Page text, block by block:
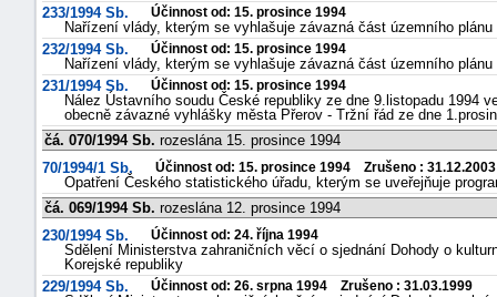
233/1994 Sb.
Účinnost od: 15. prosince 1994
Nařízení vlády, kterým se vyhlašuje závazná část územního
232/1994 Sb.
Účinnost od: 15. prosince 1994
Nařízení vlády, kterým se vyhlašuje závazná část územního
231/1994 Sb.
Účinnost od: 15. prosince 1994
Nález Ústavního soudu České republiky ze dne 9.listopadu 1994
obecně závazné vyhlášky města Přerov - Tržní řád ze dne
čá. 070/1994 Sb. rozeslána 15. prosince 1994
70/1994/1 Sb.
Účinnost od: 15. prosince 1994 Zrušeno : 31.12.2003
Opatření Českého statistického úřadu, kterým se uveřejňuje
čá. 069/1994 Sb. rozeslána 12. prosince 1994
230/1994 Sb.
Účinnost od: 24. října 1994
Sdělení Ministerstva zahraničních věcí o sjednání Dohody o
Korejské republiky
229/1994 Sb.
Účinnost od: 26. srpna 1994 Zrušeno : 31.03.1999